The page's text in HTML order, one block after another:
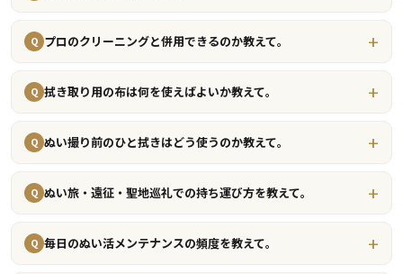
Q プロのクリーニングと併用できるのか教えて。
Q 拭き取り用の布は何を使えばよいか教えて。
Q ぬい撮り前のひと拭きはどう使うのか教えて。
Q ぬい旅・遠征・聖地巡礼での持ち運び方を教えて。
Q 毎日のぬい活メンテナンスの頻度を教えて。